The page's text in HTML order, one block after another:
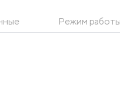
Режим работы